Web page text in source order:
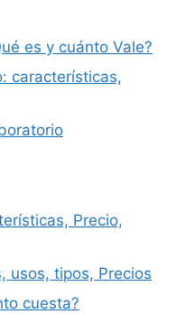
es y cuánto Vale?
características,
Precio,
usos, tipos, Precios
cuesta?